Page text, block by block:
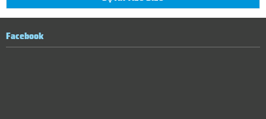
Facebook